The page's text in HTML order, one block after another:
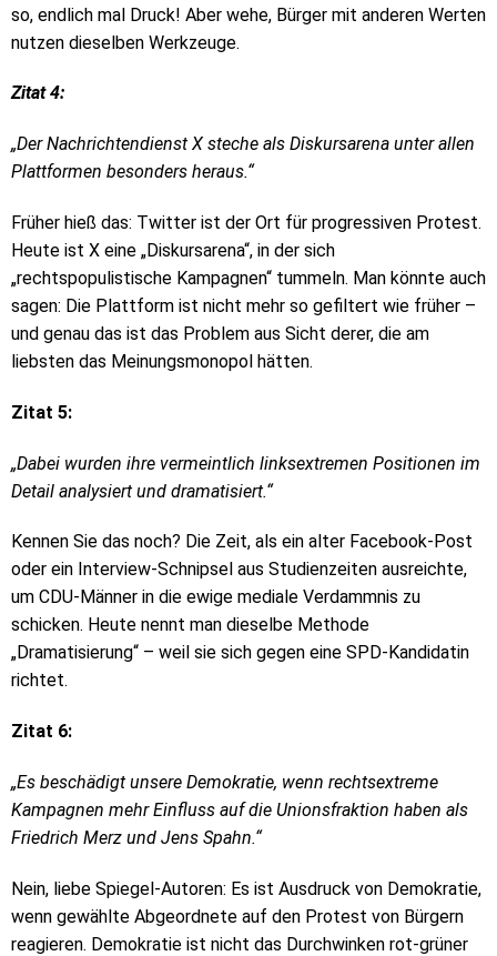
so, endlich mal Druck! Aber wehe, Bürger mit anderen Werten
nutzen dieselben Werkzeuge.
Zitat 4:
„Der Nachrichtendienst X steche als Diskursarena unter allen
Plattformen besonders heraus.“
Früher hieß das: Twitter ist der Ort für progressiven Protest.
Heute ist X eine „Diskursarena“, in der sich
„rechtspopulistische Kampagnen“ tummeln. Man könnte auch
sagen: Die Plattform ist nicht mehr so gefiltert wie früher –
und genau das ist das Problem aus Sicht derer, die am
liebsten das Meinungsmonopol hätten.
Zitat 5:
„Dabei wurden ihre vermeintlich linksextremen Positionen im
Detail analysiert und dramatisiert.“
Kennen Sie das noch? Die Zeit, als ein alter Facebook-Post
oder ein Interview-Schnipsel aus Studienzeiten ausreichte,
um CDU-Männer in die ewige mediale Verdammnis zu
schicken. Heute nennt man dieselbe Methode
„Dramatisierung“ – weil sie sich gegen eine SPD-Kandidatin
richtet.
Zitat 6:
„Es beschädigt unsere Demokratie, wenn rechtsextreme
Kampagnen mehr Einfluss auf die Unionsfraktion haben als
Friedrich Merz und Jens Spahn.“
Nein, liebe Spiegel-Autoren: Es ist Ausdruck von Demokratie,
wenn gewählte Abgeordnete auf den Protest von Bürgern
reagieren. Demokratie ist nicht das Durchwinken rot-grüner